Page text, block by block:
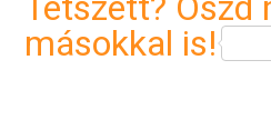
másokkal is!